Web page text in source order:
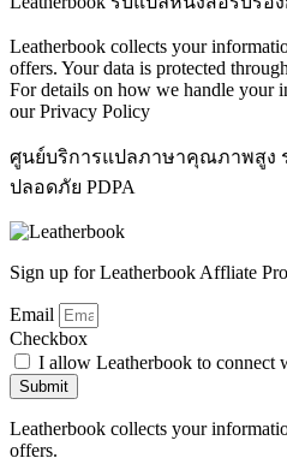
Leatherbook collects your
offers. Your data is protected
For details on how we handle your
our Privacy Policy
ศูนย์บริการแปลภาษาคุณภาพสูง
ปลอดภัย PDPA
Sign up for Leatherbook Affliate
Email
Checkbox
I allow Leatherbook to connect
Submit
Leatherbook collects your
offers.